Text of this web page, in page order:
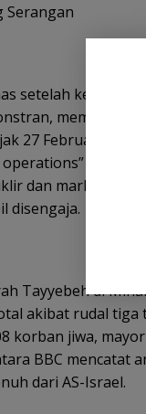
Serangan
setelah
memicu AS
27 Februari
melalui
dan markas
disengaja.
Tayyebeh di
akibat rudal
korban jiwa,
BBC mencatat
dari AS-Israel.